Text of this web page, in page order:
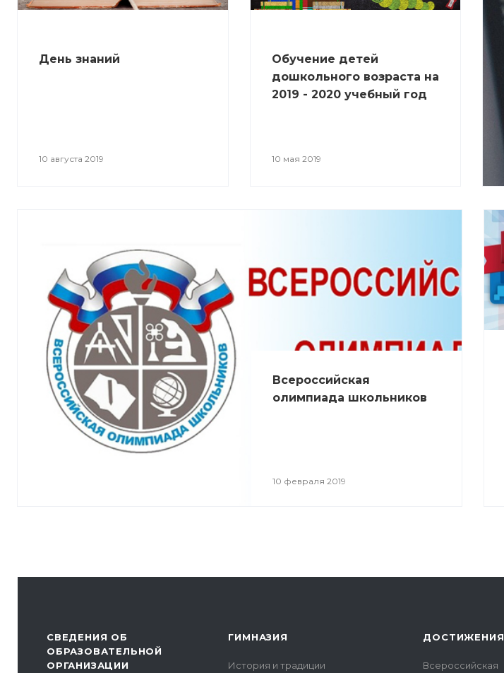
День знаний
10 августа 2019
Обучение детей
дошкольного возраста на
2019 - 2020 учебный год
10 мая 2019
Всероссийская
олимпиада школьников
10 февраля 2019
СВЕДЕНИЯ ОБ
ОБРАЗОВАТЕЛЬНОЙ
ОРГАНИЗАЦИИ
ГИМНАЗИЯ
История и традиции
ДОСТИЖЕНИЯ
Всероссийская